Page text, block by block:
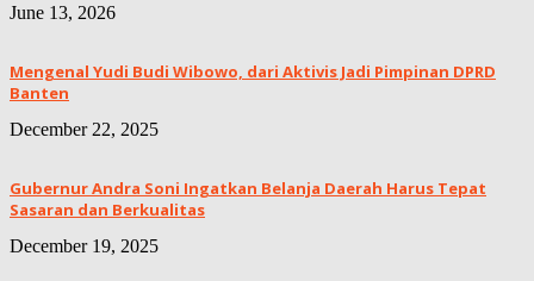
June 13, 2026
Mengenal Yudi Budi Wibowo, dari Aktivis Jadi Pimpinan DPRD
Banten
December 22, 2025
Gubernur Andra Soni Ingatkan Belanja Daerah Harus Tepat
Sasaran dan Berkualitas
December 19, 2025